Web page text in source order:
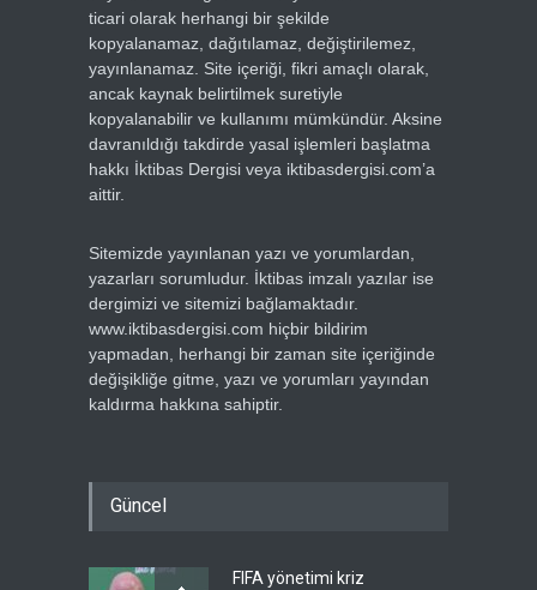
ticari olarak herhangi bir şekilde
kopyalanamaz, dağıtılamaz, değiştirilemez,
yayınlanamaz. Site içeriği, fikri amaçlı olarak,
ancak kaynak belirtilmek suretiyle
kopyalanabilir ve kullanımı mümkündür. Aksine
davranıldığı takdirde yasal işlemleri başlatma
hakkı İktibas Dergisi veya iktibasdergisi.com’a
aittir.
Sitemizde yayınlanan yazı ve yorumlardan,
yazarları sorumludur. İktibas imzalı yazılar ise
dergimizi ve sitemizi bağlamaktadır.
www.iktibasdergisi.com hiçbir bildirim
yapmadan, herhangi bir zaman site içeriğinde
değişikliğe gitme, yazı ve yorumları yayından
kaldırma hakkına sahiptir.
Güncel
FIFA yönetimi kriz